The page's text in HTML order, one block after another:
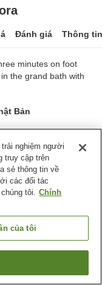
Đánh giá Thông
minutes on foot
the grand bath with
Bản
Thị trấn Hakone
nghiệm người
truy cập trên
sẻ thông tin về
các đối tác
tôi. Chính
của tôi